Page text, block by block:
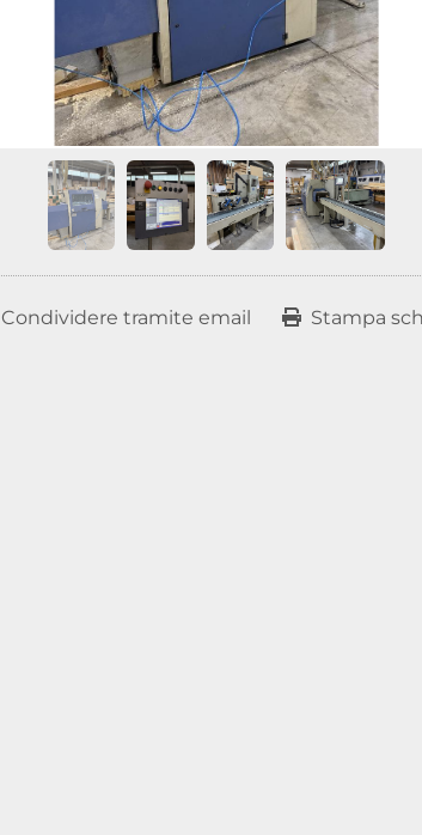
Condividere tramite email Stampa